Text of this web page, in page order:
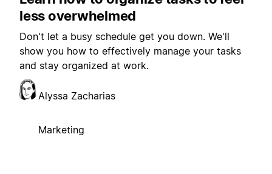
less overwhelmed
Don't let a busy schedule get you down. We'll
show you how to effectively manage your tasks
and stay organized at work.
Alyssa Zacharias
Marketing